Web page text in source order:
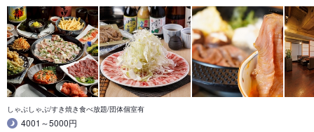
しゃぶしゃぶ/すき焼き食べ放題/団体個室有
4001～5000円